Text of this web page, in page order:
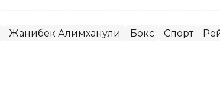
Жанибек Алимханули Бокс Спорт